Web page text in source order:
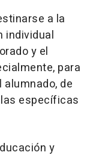
a la
individual
y el
para
de
específicas
y